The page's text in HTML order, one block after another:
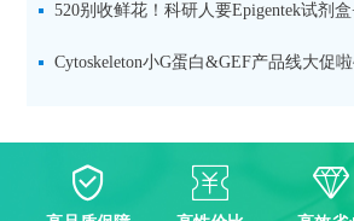
双赋能，下单即赠京东卡
520别收鲜花！科研人要Epigentek试剂
卡！
Cytoskeleton小G蛋白&GEF产品线大促